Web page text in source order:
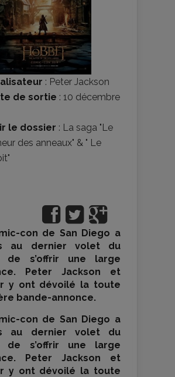
: Peter Jackson
de sortie : 10 décembre
le dossier : La saga "Le
des anneaux" & " Le
con de San Diego a
au dernier volet du
s’offrir une large
Peter Jackson et
y ont dévoilé la toute
bande-annonce.
con de San Diego a
au dernier volet du
s’offrir une large
Peter Jackson et
y ont dévoilé la toute